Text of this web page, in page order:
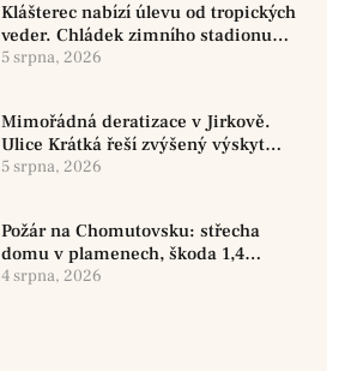
Klášterec nabízí úlevu od tropických
veder. Chládek zimního stadionu
pomůže seniorům i nemocným
5 srpna, 2026
Mimořádná deratizace v Jirkově.
Ulice Krátká řeší zvýšený výskyt
hlodavců
5 srpna, 2026
Požár na Chomutovsku: střecha
domu v plamenech, škoda 1,4
milionu
4 srpna, 2026